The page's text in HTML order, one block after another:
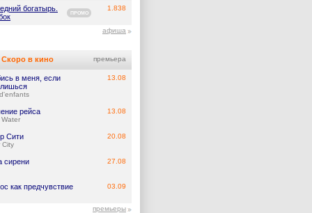
богатырь.
ПРОМО
1.838
афиша
Скоро в кино премьера
в меня, если
13.08
рейса
Water
13.08
Сити
City
20.08
сирени 27.08
как предчувствие 03.09
премьеры